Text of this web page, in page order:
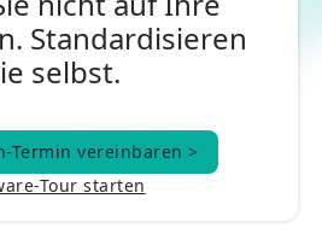
Standardisieren
selbst.
Termin vereinbaren >
Termin vereinbaren >
Tour starten